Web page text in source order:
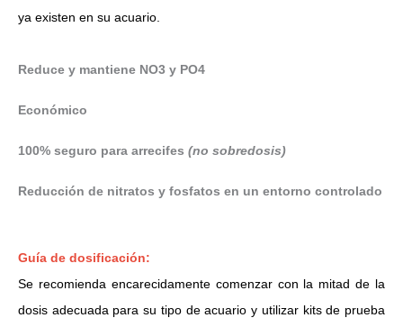
ya existen en su acuario.
Reduce y mantiene NO3 y PO4
Económico
100% seguro para arrecifes (no sobredosis)
Reducción de nitratos y fosfatos en un entorno controlado
Guía de dosificación:
Se recomienda encarecidamente comenzar con la mitad de la
dosis adecuada para su tipo de acuario y utilizar kits de prueba